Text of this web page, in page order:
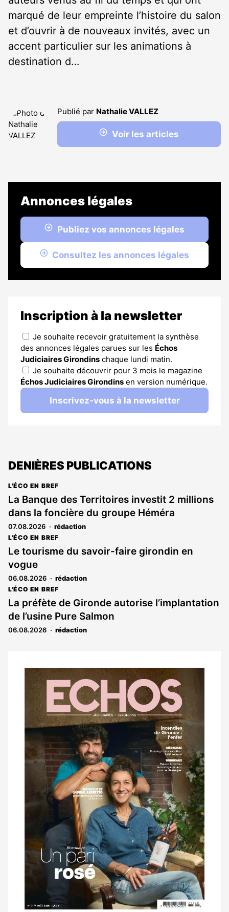
marqué de leur empreinte l’histoire du salon
et d’ouvrir à de nouveaux invités, avec un
accent particulier sur les animations à
destination d…
Publié par Nathalie VALLEZ
Voir les articles
Annonces légales
Publiez vos annonces légales
Consultez les annonces légales
Inscription à la newsletter
Je souhaite recevoir gratuitement la synthèse
des annonces légales parues sur les Échos
Judiciaires Girondins chaque lundi matin.
Je souhaite découvrir pour 3 mois le magazine
Échos Judiciaires Girondins en version numérique.
Inscrivez-vous à la newsletter
DENIÈRES PUBLICATIONS
L'ÉCO EN BREF
La Banque des Territoires investit 2 millions
dans la foncière du groupe Héméra
07.08.2026 rédaction
L'ÉCO EN BREF
Le tourisme du savoir-faire girondin en
vogue
06.08.2026 rédaction
L'ÉCO EN BREF
La préfète de Gironde autorise l’implantation
de l’usine Pure Salmon
06.08.2026 rédaction
Notre
dernier
magazine